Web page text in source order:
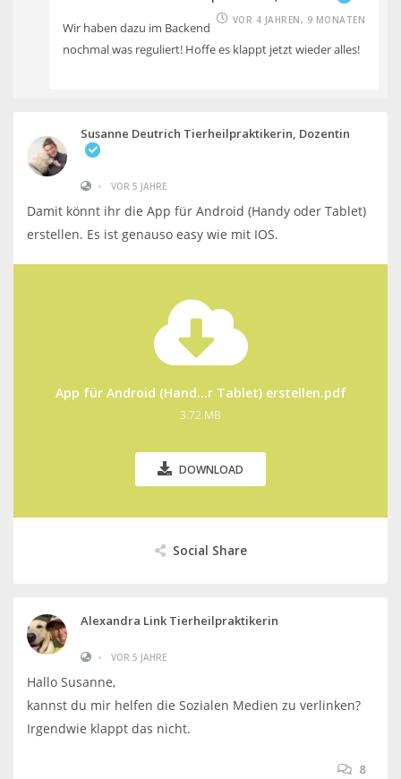
VOR 4 JAHREN, 9 MONATEN
Wir haben dazu im Backend
nochmal was reguliert! Hoffe es klappt jetzt wieder alles!
Susanne Deutrich Tierheilpraktikerin, Dozentin
• VOR 5 JAHRE
Damit könnt ihr die App für Android (Handy oder Tablet)
erstellen. Es ist genauso easy wie mit IOS.
App für Android (Hand...r Tablet) erstellen.pdf
3.72 MB
DOWNLOAD
Social Share
Alexandra Link Tierheilpraktikerin
• VOR 5 JAHRE
Hallo Susanne,
kannst du mir helfen die Sozialen Medien zu verlinken?
Irgendwie klappt das nicht.
8